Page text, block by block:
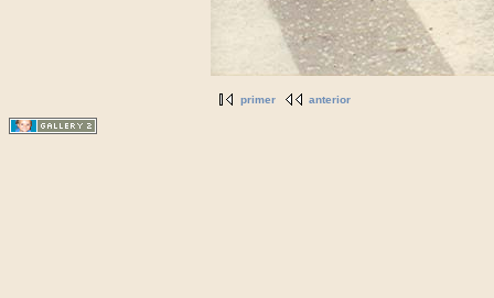
primer anterior